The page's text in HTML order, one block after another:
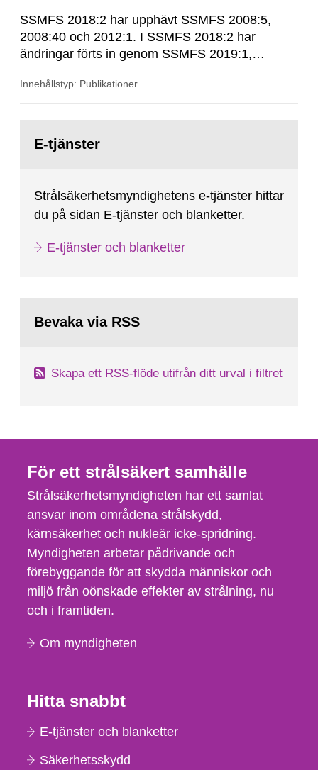
SSMFS 2018:2 har upphävt SSMFS 2008:5,
2008:40 och 2012:1. I SSMFS 2018:2 har
ändringar förts in genom SSMFS 2019:1,
Innehållstyp: Publikationer
sida:E-tjänster
Strålsäkerhetsmyndighetens e-tjänster hittar
du på sidan E-tjänster och blanketter.
E-tjänster och blanketter
Bevaka via RSS
Skapa ett RSS-flöde utifrån ditt urval i filtret
För ett strålsäkert samhälle
Strålsäkerhetsmyndigheten har ett samlat
ansvar inom områdena strålskydd,
kärnsäkerhet och nukleär icke-spridning.
Myndigheten arbetar pådrivande och
förebyggande för att skydda människor och
miljö från oönskade effekter av strålning, nu
och i framtiden.
Om myndigheten
Hitta snabbt
E-tjänster och blanketter
Säkerhetsskydd